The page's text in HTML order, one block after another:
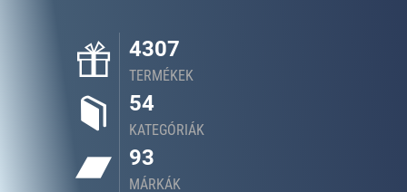
4307
TERMÉKEK
54
KATEGÓRIÁK
93
MÁRKÁK